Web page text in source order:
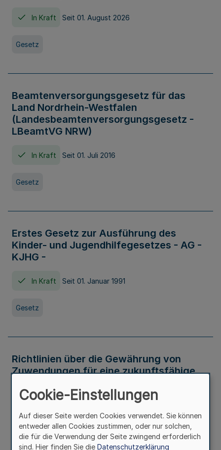
In Kraft Seit 01. August 2026
Gesetz
Beamtenversorgungsgesetz für das
Land Nordrhein-Westfalen
(Landesbeamtenversorgungsgesetz -
LBeamtVG NRW)
In Kraft Seit 01. Juli 2016
Gesetz
Erstes Gesetz zur Ausführung des
Kinder- und Jugendhilfegesetzes - AG -
KJHG -
In Kraft Seit 01. Januar 1991
Gesetz
Richtlinien über die Gewährung von
Zuwendungen für eine zukunftsfähige
Nordrhein-Westfalen
In Kraft
Verwaltungsvorschrift
Cookie-Einstellungen
Auf dieser Seite werden Cookies verwendet. Sie können
entweder allen Cookies zustimmen, oder nur solchen,
die für die Verwendung der Seite zwingend erforderlich
sind. Hier finden Sie die Datenschutzerklärung